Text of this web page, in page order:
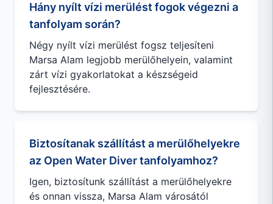
Hány nyílt vízi merülést fogok végezni a
tanfolyam során?
Négy nyílt vízi merülést fogsz teljesíteni
Marsa Alam legjobb merülőhelyein, valamint
zárt vízi gyakorlatokat a készségeid
fejlesztésére.
Biztosítanak szállítást a merülőhelyekre
az Open Water Diver tanfolyamhoz?
Igen, biztosítunk szállítást a merülőhelyekre
és onnan vissza, Marsa Alam városától